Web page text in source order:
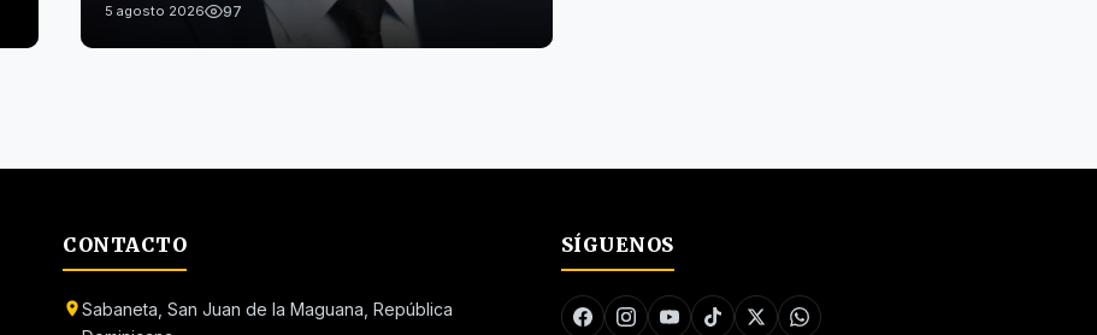
5 agosto 2026 97
CONTACTO
Sabaneta, San Juan de la Maguana, República
SÍGUENOS